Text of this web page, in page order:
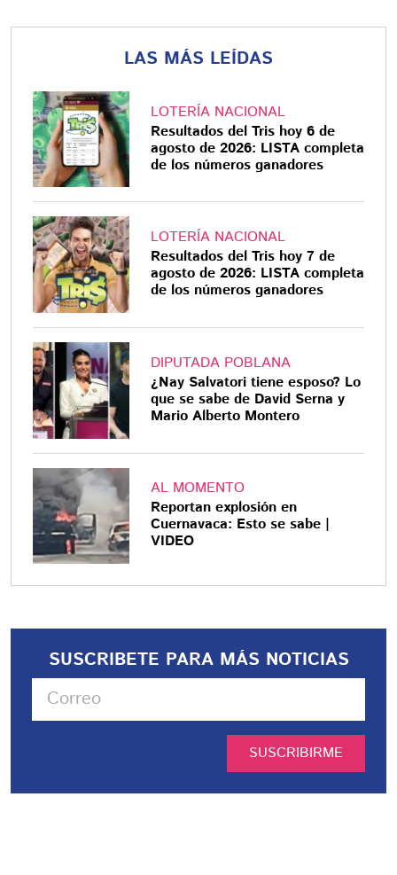
LAS MÁS LEÍDAS
LOTERÍA NACIONAL
Resultados del Tris hoy 6 de
agosto de 2026: LISTA completa
de los números ganadores
LOTERÍA NACIONAL
Resultados del Tris hoy 7 de
agosto de 2026: LISTA completa
de los números ganadores
DIPUTADA POBLANA
¿Nay Salvatori tiene esposo? Lo
que se sabe de David Serna y
Mario Alberto Montero
AL MOMENTO
Reportan explosión en
Cuernavaca: Esto se sabe |
VIDEO
SUSCRIBETE PARA MÁS NOTICIAS
SUSCRIBIRME